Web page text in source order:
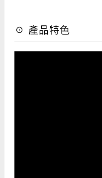
☉ 產品特色